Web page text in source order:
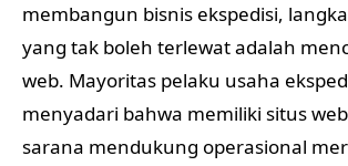
membangun bisnis ekspedisi,
yang tak boleh terlewat adalah
web. Mayoritas pelaku usaha
menyadari bahwa memiliki situs
sarana mendukung operasional